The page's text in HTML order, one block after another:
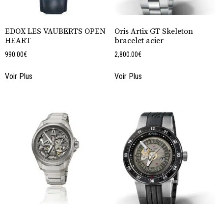
EDOX LES VAUBERTS OPEN
HEART
990.00€
Voir Plus
Oris Artix GT Skeleton
bracelet acier
2,800.00€
Voir Plus